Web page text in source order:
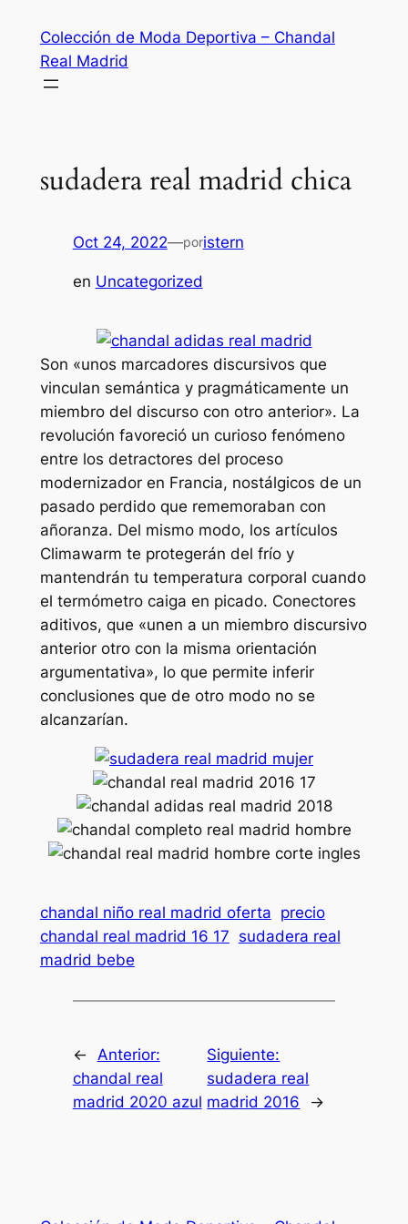
contenido
Colección de Moda Deportiva – Chandal
Real Madrid
sudadera real madrid chica
Oct 24, 2022—poristern
en Uncategorized
Son «unos marcadores discursivos que
vinculan semántica y pragmáticamente un
miembro del discurso con otro anterior». La
revolución favoreció un curioso fenómeno
entre los detractores del proceso
modernizador en Francia, nostálgicos de un
pasado perdido que rememoraban con
añoranza. Del mismo modo, los artículos
Climawarm te protegerán del frío y
mantendrán tu temperatura corporal cuando
el termómetro caiga en picado. Conectores
aditivos, que «unen a un miembro discursivo
anterior otro con la misma orientación
argumentativa», lo que permite inferir
conclusiones que de otro modo no se
alcanzarían.
chandal niño real madrid oferta precio
chandal real madrid 16 17 sudadera real
madrid bebe
←
Anterior:
chandal real
madrid 2020 azul
Siguiente:
sudadera real
madrid 2016
→